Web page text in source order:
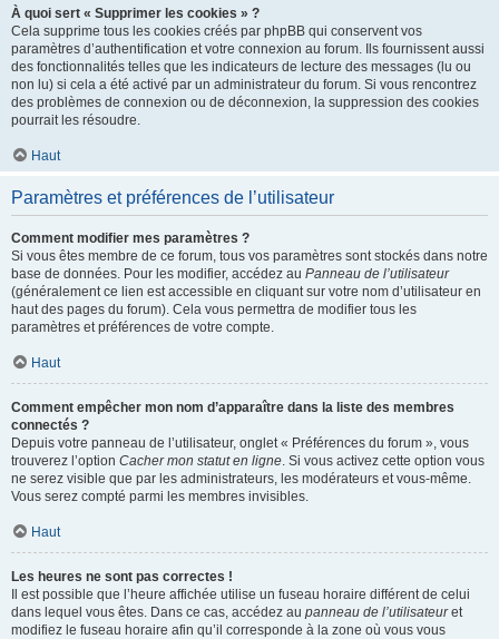
À quoi sert « Supprimer les cookies » ?
Cela supprime tous les cookies créés par phpBB qui conservent vos
paramètres d’authentification et votre connexion au forum. Ils fournissent aussi
des fonctionnalités telles que les indicateurs de lecture des messages (lu ou
non lu) si cela a été activé par un administrateur du forum. Si vous rencontrez
des problèmes de connexion ou de déconnexion, la suppression des cookies
pourrait les résoudre.
Haut
Paramètres et préférences de l’utilisateur
Comment modifier mes paramètres ?
Si vous êtes membre de ce forum, tous vos paramètres sont stockés dans notre
base de données. Pour les modifier, accédez au Panneau de l’utilisateur
(généralement ce lien est accessible en cliquant sur votre nom d’utilisateur en
haut des pages du forum). Cela vous permettra de modifier tous les
paramètres et préférences de votre compte.
Haut
Comment empêcher mon nom d’apparaître dans la liste des membres
connectés ?
Depuis votre panneau de l’utilisateur, onglet « Préférences du forum », vous
trouverez l’option Cacher mon statut en ligne. Si vous activez cette option vous
ne serez visible que par les administrateurs, les modérateurs et vous-même.
Vous serez compté parmi les membres invisibles.
Haut
Les heures ne sont pas correctes !
Il est possible que l’heure affichée utilise un fuseau horaire différent de celui
dans lequel vous êtes. Dans ce cas, accédez au panneau de l’utilisateuret
modifiez le fuseau horaire afin qu’il corresponde à la zone où vous vous